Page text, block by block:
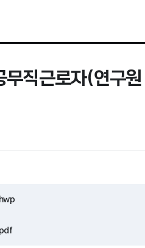
직근로자(연구